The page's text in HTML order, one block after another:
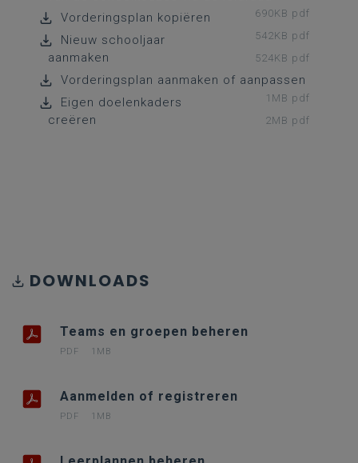
690KB pdf
Vorderingsplan kopiëren
542KB pdf
Nieuw schooljaar
aanmaken
524KB pdf
Vorderingsplan aanmaken of aanpassen
1MB pdf
Eigen doelenkaders
creëren
2MB pdf
DOWNLOADS
Teams en groepen beheren
PDF 1MB
Aanmelden of registreren
PDF 1MB